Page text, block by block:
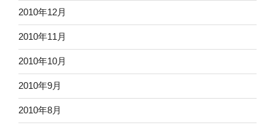
2010年12月
2010年11月
2010年10月
2010年9月
2010年8月